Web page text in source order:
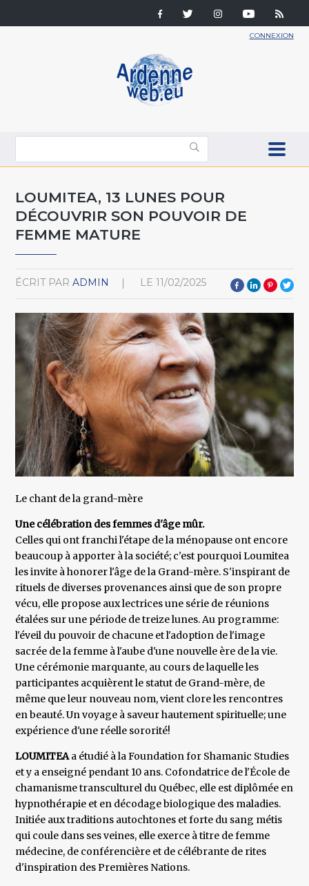
CONNEXION
LOUMITEA, 13 LUNES POUR
DÉCOUVRIR SON POUVOIR DE
FEMME MATURE
ÉCRIT PAR ADMIN LE 11/02/2025
Le chant de la grand-mère
Une célébration des femmes d'âge mûr.
Celles qui ont franchi l'étape de la ménopause ont encore
beaucoup à apporter à la société; c'est pourquoi Loumitea
les invite à honorer l'âge de la Grand-mère. S'inspirant de
rituels de diverses provenances ainsi que de son propre
vécu, elle propose aux lectrices une série de réunions
étalées sur une période de treize lunes. Au programme:
l'éveil du pouvoir de chacune et l'adoption de l'image
sacrée de la femme à l'aube d'une nouvelle ère de la vie.
Une cérémonie marquante, au cours de laquelle les
participantes acquièrent le statut de Grand-mère, de
même que leur nouveau nom, vient clore les rencontres
en beauté. Un voyage à saveur hautement spirituelle; une
expérience d'une réelle sororité!
LOUMITEAa étudié à la Foundation for Shamanic Studies
et y a enseigné pendant 10 ans. Cofondatrice de l'École de
chamanisme transculturel du Québec, elle est diplômée en
hypnothérapie et en décodage biologique des maladies.
Initiée aux traditions autochtones et forte du sang métis
qui coule dans ses veines, elle exerce à titre de femme
médecine, de conférencière et de célébrante de rites
d'inspiration des Premières Nations.